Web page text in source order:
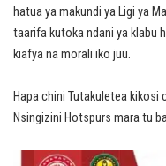
hatua ya makundi ya Ligi ya
taarifa kutoka ndani ya klabu
kiafya na morali iko juu.
Hapa chini Tutakuletea kikosi
Nsingizini Hotspurs mara tu